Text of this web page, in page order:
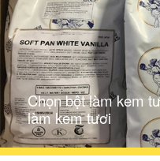
Chọn bột làm kem
làm kem tươi